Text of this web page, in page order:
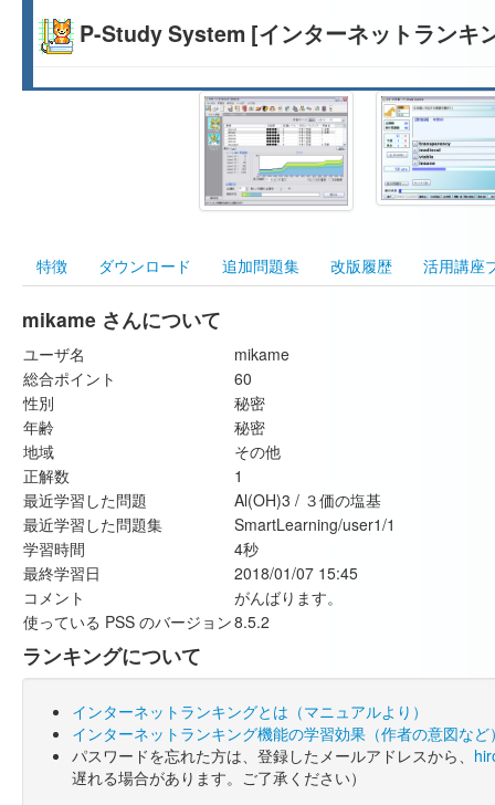
P-Study System [インターネットランキ
特徴 ダウンロード 追加問題集 改版履歴 活用講座
mikame さんについて
ユーザ名
mikame
総合ポイント
60
性別
秘密
年齢
秘密
地域
その他
正解数
1
最近学習した問題
Al(OH)3 / ３価の塩基
最近学習した問題集
SmartLearning/user1/1
学習時間
4秒
最終学習日
2018/01/07 15:45
コメント
がんばります。
使っている PSS のバージョン8.5.2
ランキングについて
インターネットランキングとは（マニュアルより）
インターネットランキング機能の学習効果（作者の意図など
パスワードを忘れた方は、登録したメールアドレスから、
遅れる場合があります。ご了承ください）